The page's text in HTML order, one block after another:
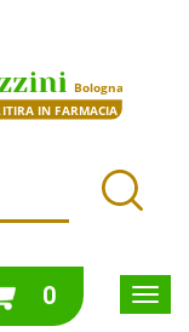
0prodotti
inseriti